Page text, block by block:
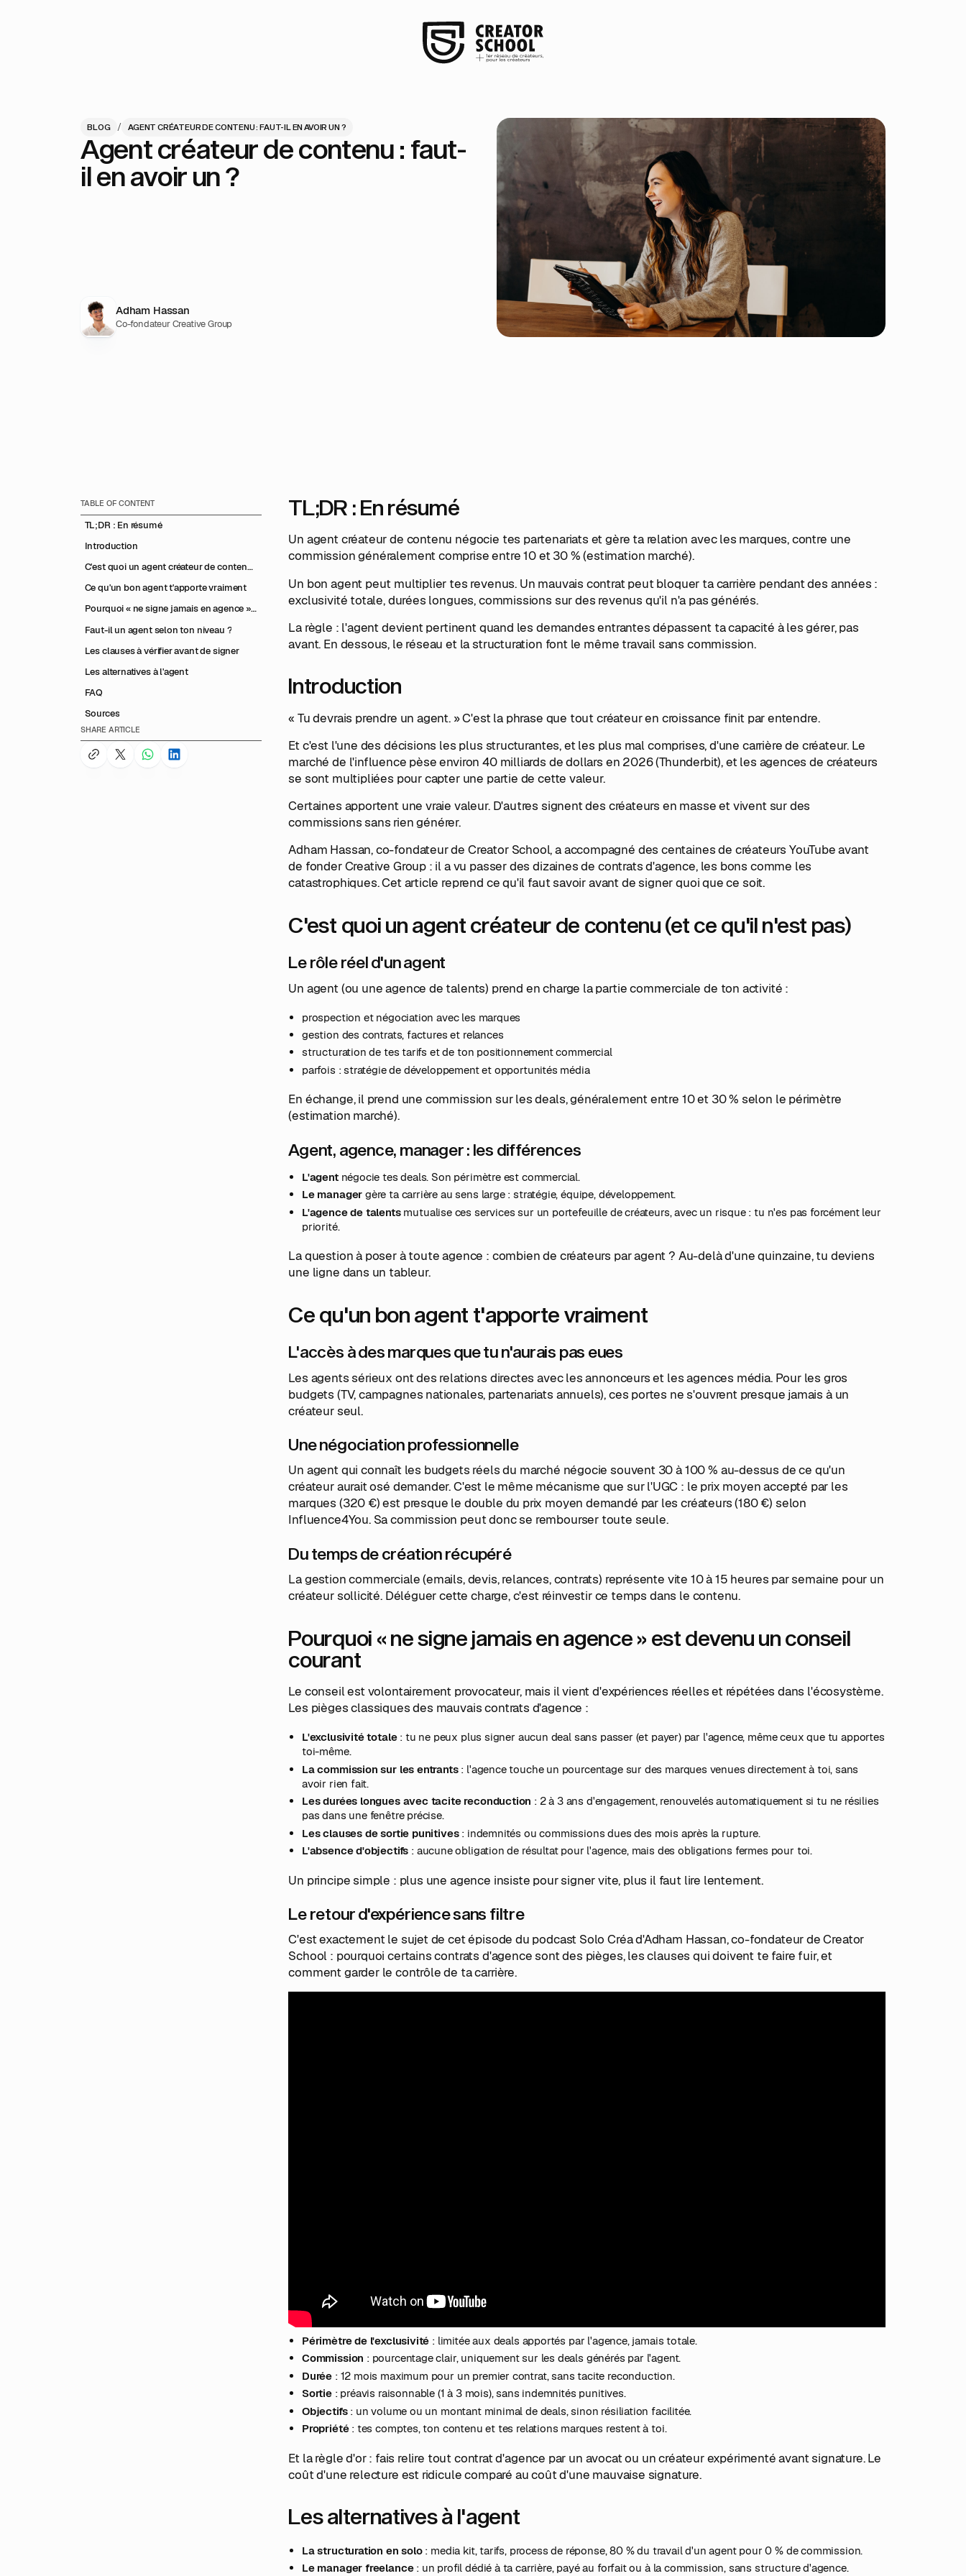
BLOG / AGENT CRÉATEUR DE CONTENU : FAUT-IL EN AVOIR UN ?
Agent créateur de contenu : faut-
il en avoir un ?
Adham Hassan
Co-fondateur Creative Group
TABLE OF CONTENT
TL;DR : En résumé
Introduction
C'est quoi un agent créateur de contenu
Ce qu'un bon agent t'apporte vraiment
Pourquoi « ne signe jamais en agence »
Faut-il un agent selon ton niveau ?
Les clauses à vérifier avant de signer
Les alternatives à l'agent
FAQ
Sources
SHARE ARTICLE
TL;DR : En résumé
Un agent créateur de contenu négocie tes partenariats et gère ta relation avec les marques, contre une
commission généralement comprise entre 10 et 30 % (estimation marché).
Un bon agent peut multiplier tes revenus. Un mauvais contrat peut bloquer ta carrière pendant des années :
exclusivité totale, durées longues, commissions sur des revenus qu'il n'a pas générés.
La règle : l'agent devient pertinent quand les demandes entrantes dépassent ta capacité à les gérer, pas
avant. En dessous, le réseau et la structuration font le même travail sans commission.
Introduction
« Tu devrais prendre un agent. » C'est la phrase que tout créateur en croissance finit par entendre.
Et c'est l'une des décisions les plus structurantes, et les plus mal comprises, d'une carrière de créateur. Le
marché de l'influence pèse environ 40 milliards de dollars en 2026 (Thunderbit), et les agences de créateurs
se sont multipliées pour capter une partie de cette valeur.
Certaines apportent une vraie valeur. D'autres signent des créateurs en masse et vivent sur des
commissions sans rien générer.
Adham Hassan, co-fondateur de Creator School, a accompagné des centaines de créateurs YouTube avant
de fonder Creative Group : il a vu passer des dizaines de contrats d'agence, les bons comme les
catastrophiques. Cet article reprend ce qu'il faut savoir avant de signer quoi que ce soit.
C'est quoi un agent créateur de contenu (et ce qu'il n'est pas)
Le rôle réel d'un agent
Un agent (ou une agence de talents) prend en charge la partie commerciale de ton activité :
prospection et négociation avec les marques
gestion des contrats, factures et relances
structuration de tes tarifs et de ton positionnement commercial
parfois : stratégie de développement et opportunités média
En échange, il prend une commission sur les deals, généralement entre 10 et 30 % selon le périmètre
(estimation marché).
Agent, agence, manager : les différences
L'agentnégocie tes deals. Son périmètre est commercial.
Le manager gère ta carrière au sens large : stratégie, équipe, développement.
L'agence de talentsmutualise ces services sur un portefeuille de créateurs, avec un risque : tu n'es pas forcément leur
priorité.
La question à poser à toute agence : combien de créateurs par agent ? Au-delà d'une quinzaine, tu deviens
une ligne dans un tableur.
Ce qu'un bon agent t'apporte vraiment
L'accès à des marques que tu n'aurais pas eues
Les agents sérieux ont des relations directes avec les annonceurs et les agences média. Pour les gros
budgets (TV, campagnes nationales, partenariats annuels), ces portes ne s'ouvrent presque jamais à un
créateur seul.
Une négociation professionnelle
Un agent qui connaît les budgets réels du marché négocie souvent 30 à 100 % au-dessus de ce qu'un
créateur aurait osé demander. C'est le même mécanisme que sur l'UGC : le prix moyen accepté par les
marques (320 €) est presque le double du prix moyen demandé par les créateurs (180 €) selon
Influence4You. Sa commission peut donc se rembourser toute seule.
Du temps de création récupéré
La gestion commerciale (emails, devis, relances, contrats) représente vite 10 à 15 heures par semaine pour un
créateur sollicité. Déléguer cette charge, c'est réinvestir ce temps dans le contenu.
Pourquoi « ne signe jamais en agence » est devenu un conseil
courant
Le conseil est volontairement provocateur, mais il vient d'expériences réelles et répétées dans l'écosystème.
Les pièges classiques des mauvais contrats d'agence :
L'exclusivité totale: tu ne peux plus signer aucun deal sans passer (et payer) par l'agence, même ceux que tu apportes
toi-même.
La commission sur les entrants: l'agence touche un pourcentage sur des marques venues directement à toi, sans
avoir rien fait.
Les durées longues avec tacite reconduction : 2 à 3 ans d'engagement, renouvelés automatiquement si tu ne résilies
pas dans une fenêtre précise.
Les clauses de sortie punitives: indemnités ou commissions dues des mois après la rupture.
L'absence d'objectifs : aucune obligation de résultat pour l'agence, mais des obligations fermes pour toi.
Un principe simple : plus une agence insiste pour signer vite, plus il faut lire lentement.
Le retour d'expérience sans filtre
C'est exactement le sujet de cet épisode du podcast Solo Créa d'Adham Hassan, co-fondateur de Creator
School : pourquoi certains contrats d'agence sont des pièges, les clauses qui doivent te faire fuir, et
comment garder le contrôle de ta carrière.
Si tu décides de signer, voici la check-list minimale :
Périmètre de l'exclusivité : limitée aux deals apportés par l'agence, jamais totale.
Commission : pourcentage clair, uniquement sur les deals générés par l'agent.
Durée : 12 mois maximum pour un premier contrat, sans tacite reconduction.
Sortie: préavis raisonnable (1 à 3 mois), sans indemnités punitives.
Objectifs: un volume ou un montant minimal de deals, sinon résiliation facilitée.
Propriété: tes comptes, ton contenu et tes relations marques restent à toi.
Et la règle d'or : fais relire tout contrat d'agence par un avocat ou un créateur expérimenté avant signature. Le
coût d'une relecture est ridicule comparé au coût d'une mauvaise signature.
Les alternatives à l'agent
La structuration en solo: media kit, tarifs, process de réponse, 80 % du travail d'un agent pour 0 % de commission.
Le manager freelance: un profil dédié à ta carrière, payé au forfait ou à la commission, sans structure d'agence.